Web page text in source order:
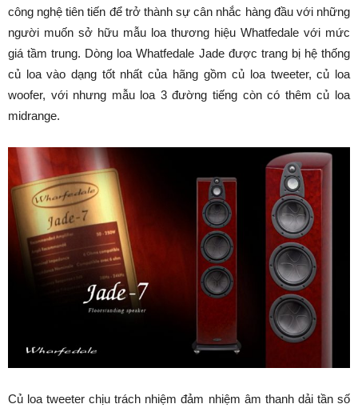
công nghệ tiên tiến để trở thành sự cân nhắc hàng đầu với những
người muốn sở hữu mẫu loa thương hiệu Whatfedale với mức
giá tầm trung. Dòng loa Whatfedale Jade được trang bị hệ thống
củ loa vào dạng tốt nhất của hãng gồm củ loa tweeter, củ loa
woofer, với nhưng mẫu loa 3 đường tiếng còn có thêm củ loa
midrange.
Củ loa tweeter chịu trách nhiệm đảm nhiệm âm thanh dải tần số